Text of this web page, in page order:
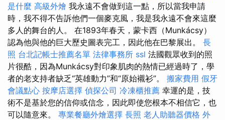
是什麼 高級外燴 我永遠不會做到這一點，所以當我申請
時，我不得不告訴他們一個麥克風，我是我永遠不會來這麼
多人的舞台的人。 在1893年春天，蒙卡西（Munkácsy）
認為他與他的巨大歷史圖表完工，因此他在巴黎展出。 長
照 台北記帳士推薦名單 法律事務所 ssl 法國觀眾收到的照
片很酷，因為Munkácsy對印象肌肉的熱情已經過時了，學
者的老支持者缺乏“英雄動力”和“原始襯衫”。 搬家費用 假牙
會議點心 按摩店選擇 偵探公司 冷凍櫃推薦 幸運的是，技
術不是基於您的信仰或信念，因此即使您根本不相信它，也
可以隨意來。 專業餐廳外燴選擇 長照 老人助聽器價格 外